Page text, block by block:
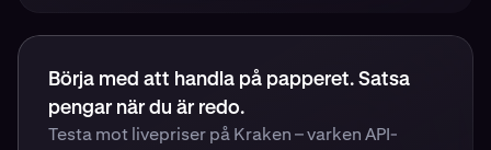
Börja med att handla på papperet. Satsa
pengar när du är redo.
Testa mot livepriser på Kraken – varken API-